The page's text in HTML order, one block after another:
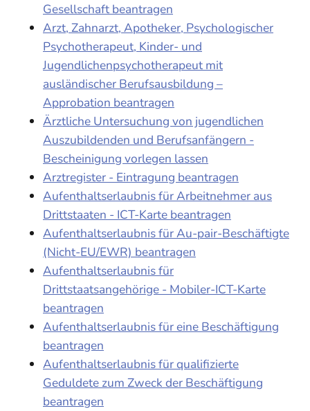
Gesellschaft beantragen
Arzt, Zahnarzt, Apotheker, Psychologischer
Psychotherapeut, Kinder- und
Jugendlichenpsychotherapeut mit
ausländischer Berufsausbildung –
Approbation beantragen
Ärztliche Untersuchung von jugendlichen
Auszubildenden und Berufsanfängern -
Bescheinigung vorlegen lassen
Arztregister - Eintragung beantragen
Aufenthaltserlaubnis für Arbeitnehmer aus
Drittstaaten - ICT-Karte beantragen
Aufenthaltserlaubnis für Au-pair-Beschäftigte
(Nicht-EU/EWR) beantragen
Aufenthaltserlaubnis für
Drittstaatsangehörige - Mobiler-ICT-Karte
beantragen
Aufenthaltserlaubnis für eine Beschäftigung
beantragen
Aufenthaltserlaubnis für qualifizierte
Geduldete zum Zweck der Beschäftigung
beantragen